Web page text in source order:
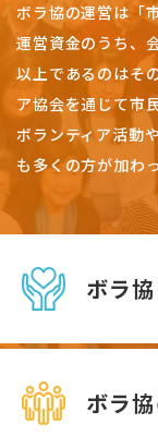
ボラ協の運営は「
運営資金のうち、
以上であるのはそ
ア協会を通じて市
ボランティア活動
も多くの方が加わ
ボラ
ボラ